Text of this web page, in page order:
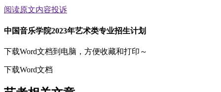
阅读原文内容投诉
中国音乐学院2023年艺术类专业招生计划
下载Word文档到电脑，方便收藏和打印～
下载Word文档